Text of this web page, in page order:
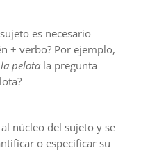
es necesario
+ verbo? Por ejemplo,
pelotala pregunta
núcleo del sujeto y se
o especificar su